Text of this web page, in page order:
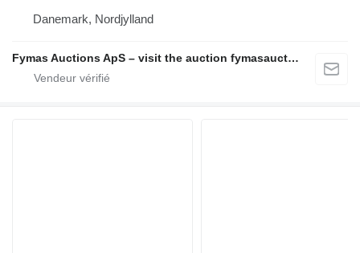
Danemark, Nordjylland
Fymas Auctions ApS – visit the auction fymasauctions.dk